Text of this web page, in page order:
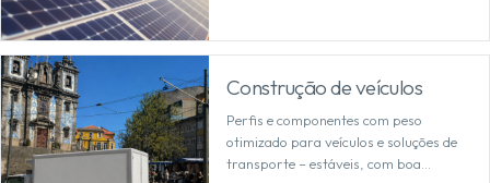
Construção de veículos
Perfis e componentes com peso
otimizado para veículos e soluções de
transporte – estáveis, com boa